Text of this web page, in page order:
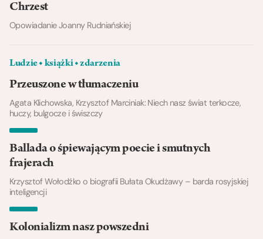
Chrzest
Opowiadanie Joanny Rudniańskiej
Ludzie ◆ książki ◆ zdarzenia
Przeuszone w tłumaczeniu
Agata Klichowska, Krzysztof Marciniak: Niech nasz świat terkocze,
huczy, bulgocze i świszczy
Ballada o śpiewającym poecie i smutnych
frajerach
Krzysztof Wołodźko o biografii Bułata Okudżawy – barda rosyjskiej
inteligencji
Kolonializm nasz powszedni